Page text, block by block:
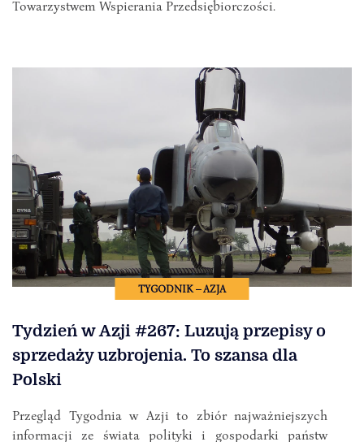
Towarzystwem Wspierania Przedsiębiorczości.
TYGODNIK – AZJA
Tydzień w Azji #267: Luzują przepisy o
sprzedaży uzbrojenia. To szansa dla
Polski
Przegląd Tygodnia w Azji to zbiór najważniejszych
informacji ze świata polityki i gospodarki państw